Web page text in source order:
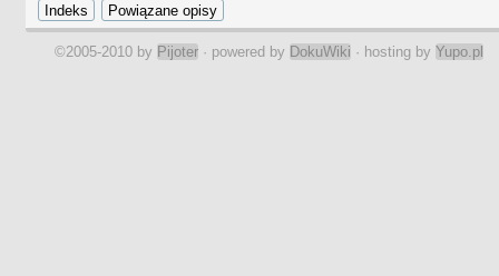
©2005-2010 by Pijoter · powered by DokuWiki · hosting by Yupo.pl